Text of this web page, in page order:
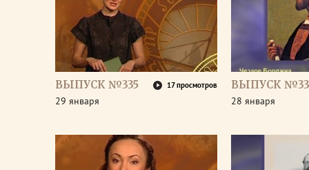
ВЫПУСК №335 17 просмотров
29 января
ВЫПУСК
28 января